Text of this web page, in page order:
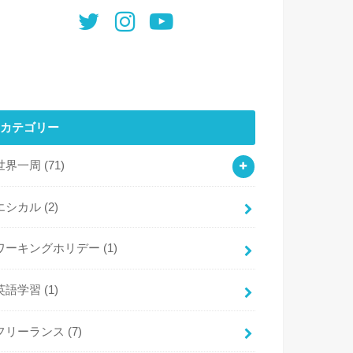
カテゴリー
界一周 (71)
シカル (2)
ーキングホリデー (1)
語学習 (1)
リーランス (7)